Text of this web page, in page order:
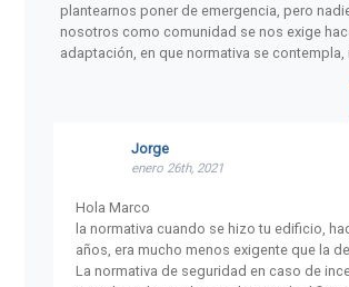
plantearnos poner de emergencia, pero
nosotros como comunidad se nos exige
adaptación, en que normativa se
Jorge
enero 26th, 2021
Hola Marco
la normativa cuando se hizo tu edificio,
años, era mucho menos exigente que la de
La normativa de seguridad en caso de